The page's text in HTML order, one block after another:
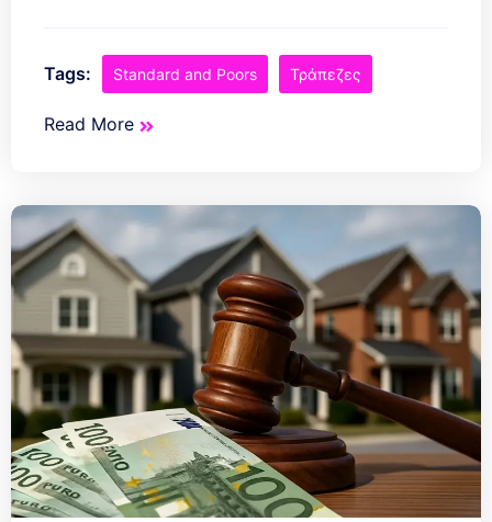
Tags: Standard and Poors Τράπεζες
Read More